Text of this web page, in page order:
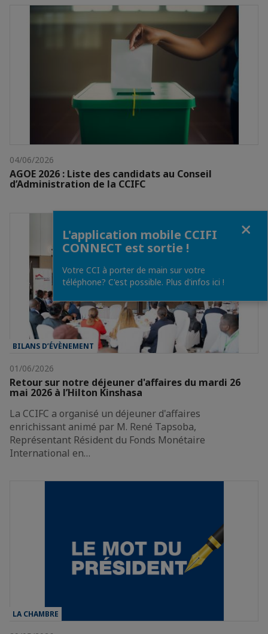
04/06/2026
AGOE 2026 : Liste des candidats au Conseil
d’Administration de la CCIFC
BILANS D’ÉVÈNEMENT
01/06/2026
Retour sur notre déjeuner d'affaires du mardi 26
mai 2026 à l’Hilton Kinshasa
La CCIFC a organisé un déjeuner d'affaires
enrichissant animé par M. René Tapsoba,
Représentant Résident du Fonds Monétaire
International en…
LA CHAMBRE
L'application mobile CCIFI
CONNECT est sortie !
Votre CCI à porter de main sur votre
téléphone? C'est possible. Plus d'infos ici !